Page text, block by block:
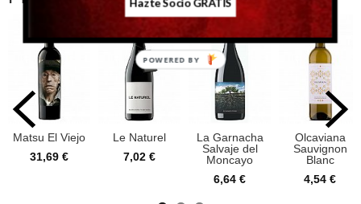
Matsu El Viejo
31,69 €
Le Naturel
7,02 €
La Garnacha
Salvaje del
Moncayo
6,64 €
Olcaviana
Sauvignon
Blanc
4,54 €
Hazte Socio GRATIS
POWERED BY